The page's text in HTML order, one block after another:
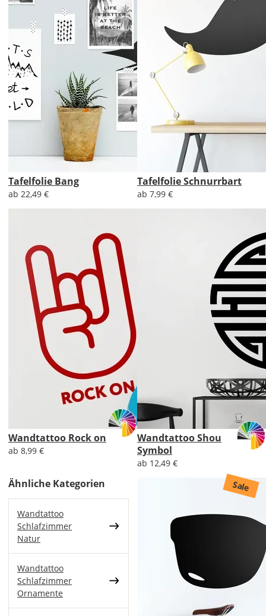
Tafelfolie Bang
ab 22,49 €
Tafelfolie Schnurrbart
ab 7,99 €
Wandtattoo Rock on
ab 8,99 €
Wandtattoo Shou
Symbol
ab 12,49 €
Ähnliche Kategorien
Wandtattoo
Schlafzimmer
Natur
Wandtattoo
Schlafzimmer
Ornamente
Sale